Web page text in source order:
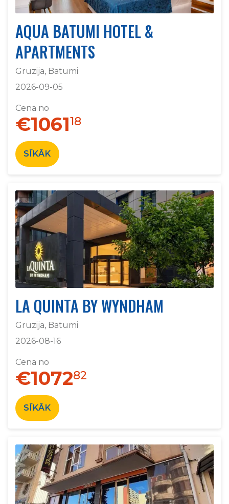
AQUA BATUMI HOTEL &
APARTMENTS
Gruzija, Batumi
2026-09-05
Cena no
€106118
SĪKĀK
LA QUINTA BY WYNDHAM
Gruzija, Batumi
2026-08-16
Cena no
€107282
SĪKĀK